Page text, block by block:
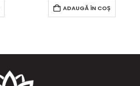
ADAUGĂ ÎN COȘ